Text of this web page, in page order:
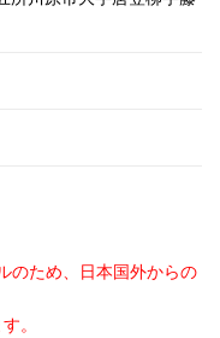
のため、日本国外からの
。